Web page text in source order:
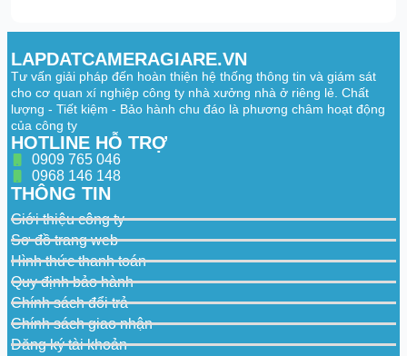
LAPDATCAMERAGIARE.VN
Tư vấn giải pháp đến hoàn thiện hệ thống thông tin và giám sát
cho cơ quan xí nghiệp công ty nhà xưởng nhà ở riêng lẻ. Chất
lượng - Tiết kiệm - Bảo hành chu đáo là phương châm hoạt động
của công ty
HOTLINE HỖ TRỢ
0909 765 046
0968 146 148
THÔNG TIN
Giới thiệu công ty
Sơ đồ trang web
Hình thức thanh toán
Quy định bảo hành
Chính sách đổi trả
Chính sách giao nhận
Đăng ký tài khoản